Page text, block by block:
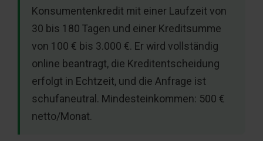
Konsumentenkredit mit einer Laufzeit von
30 bis 180 Tagen und einer Kreditsumme
von 100 € bis 3.000 €. Er wird vollständig
online beantragt, die Kreditentscheidung
erfolgt in Echtzeit, und die Anfrage ist
schufaneutral. Mindesteinkommen: 500 €
netto/Monat.